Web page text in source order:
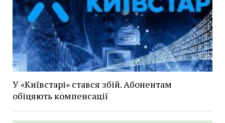
У «Київстарі» стався збій. Абонентам
обіцяють компенсації